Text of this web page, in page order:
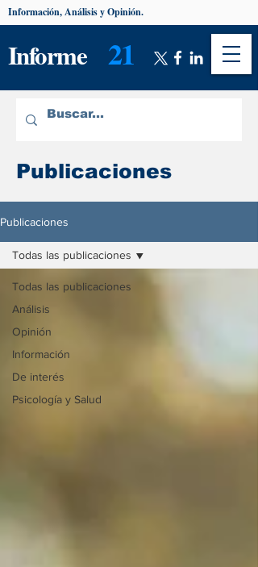
Informe 21
Información, Análisis y Opinión.
Publicaciones
Publicaciones
Todas las publicaciones
Análisis
Opinión
Información
De interés
Psicología y Salud
Todas las publicaciones